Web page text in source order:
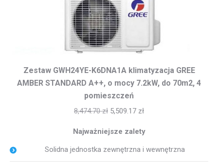
Zestaw GWH24YE-K6DNA1A klimatyzacja GREE
AMBER STANDARD A++, o mocy 7.2kW, do 70m2, 4
pomieszczeń
8,474.70zł 5,509.17 zł
Najważniejsze zalety
Solidna jednostka zewnętrzna i wewnętrzna